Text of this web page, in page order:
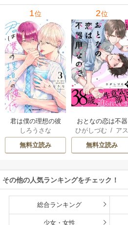
1位
君は僕の理想の彼
氏
しろうさな
無料立読み
2位
おとなの恋は不器
用なので
ひがしづむ / アス
ティル編集部
無料立読み
その他の人気ランキングをチェック！
総合ランキング
少女・女性